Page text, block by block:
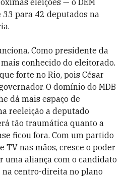
eleições — o DEM
para 42 deputados na
Como presidente da
conhecido do eleitorado.
forte no Rio, pois César
O domínio do MDB
dá mais espaço de
reeleição a deputado
tão traumática quanto a
ficou fora. Com um partido
TV nas mãos, cresce o poder
uma aliança com o candidato
centro-direita no plano